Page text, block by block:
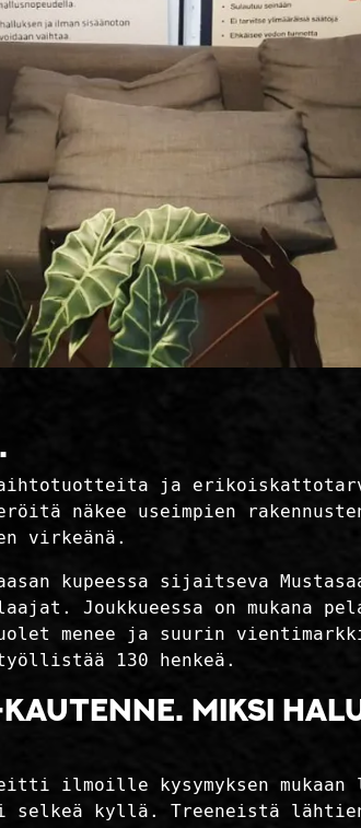
ja
näkee useimpien
virkeänä.
kupeessa sijaitseva
Joukkueessa on mukana
menee ja suurin
130 henkeä.
kautenne. Miksi
ilmoille kysymyksen mukaan
selkeä kyllä. Treeneistä